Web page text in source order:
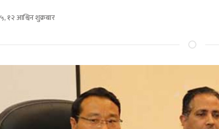
१२ आश्विन शुक्रबार